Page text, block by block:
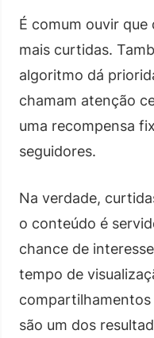
É comum ouvir que
mais curtidas.
algoritmo dá
chamam atenção
uma recompensa
seguidores.
Na verdade,
o conteúdo é
chance de
tempo de
são um dos